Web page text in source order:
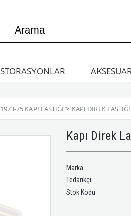
1973-75 KAPI LASTIĞI > KAPI DIREK
Kapı Direk
Marka
Tedarikçi